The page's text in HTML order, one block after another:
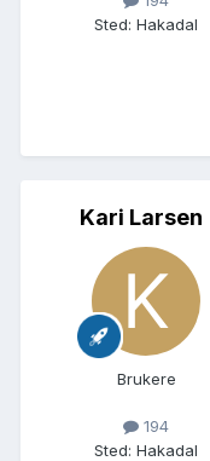
Sted: Hakadal
Kari Larsen
Brukere
194
Sted: Hakadal